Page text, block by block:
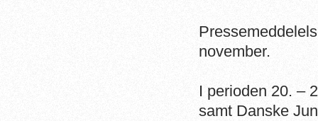
november.
I perioden 20. –
samt Danske